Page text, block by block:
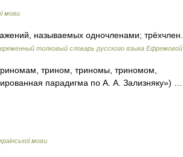
мови
называемых одночленами; трёхчлен.
толковый словарь русского языка Ефремовой
трином, триномы, триномом,
парадигма по А. А. Зализняку») …
мови